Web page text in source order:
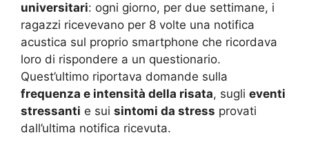
universitari: ogni giorno, per due settimane, i
ragazzi ricevevano per 8 volte una notifica
acustica sul proprio smartphone che ricordava
loro di rispondere a un questionario.
Quest’ultimo riportava domande sulla
frequenza e intensità della risata, sugli eventi
stressanti e sui sintomi da stress provati
dall’ultima notifica ricevuta.